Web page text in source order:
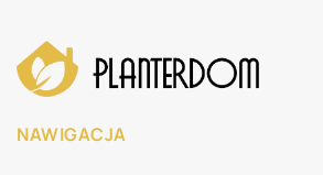
NAWIGACJA